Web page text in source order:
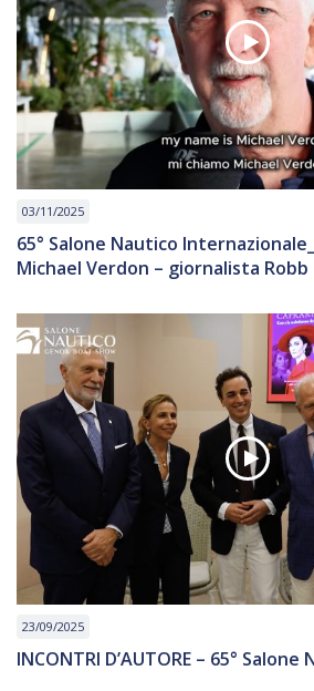
03/11/2025
65° Salone Nautico
Michael Verdon – giornalista
23/09/2025
INCONTRI D’AUTORE – 65°